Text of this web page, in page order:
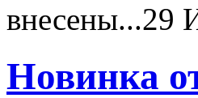
внесены...29
Новинка